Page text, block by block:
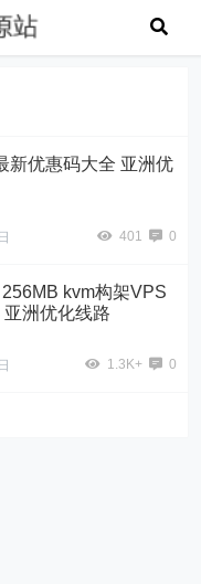
新优惠码大全 亚洲优
401 0
kvm构架VPS
洲优化线路
1.3K+ 0